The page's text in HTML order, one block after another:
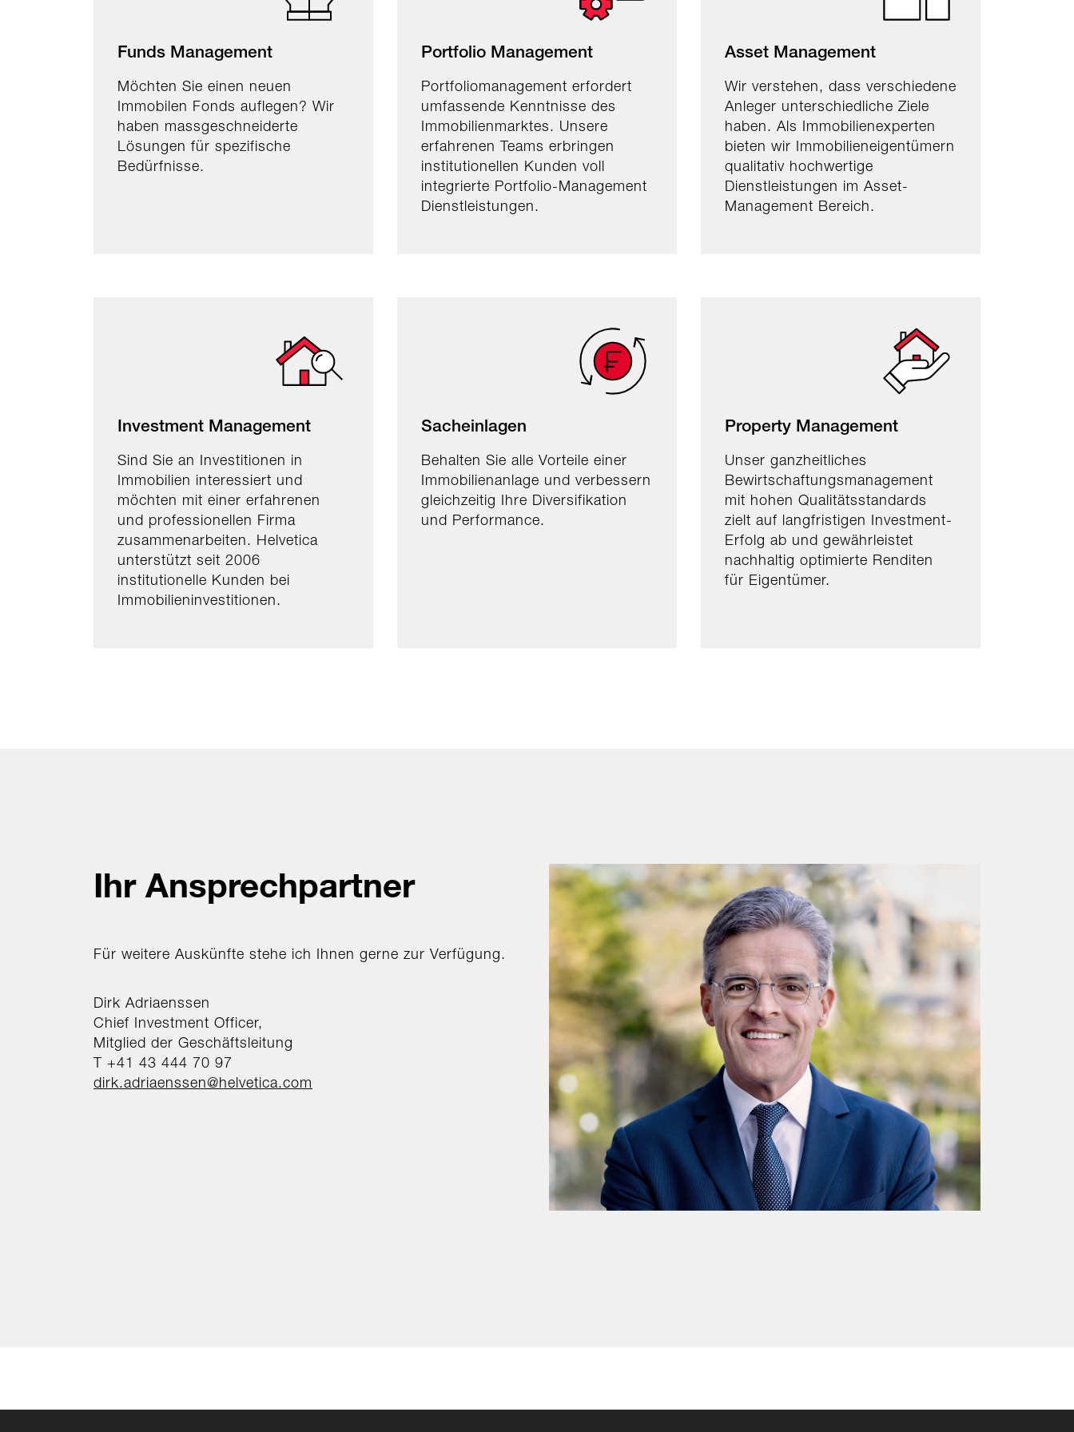
Funds Management
Möchten Sie einen neuen
Immobilen Fonds auflegen? Wir
haben massgeschneiderte
Lösungen für spezifische
Bedürfnisse.
Portfolio Management
Portfoliomanagement erfordert
umfassende Kenntnisse des
Immobilienmarktes. Unsere
erfahrenen Teams erbringen
institutionellen Kunden voll
integrierte Portfolio-Management
Dienstleistungen.
Asset Management
Wir verstehen, dass verschiedene
Anleger unterschiedliche Ziele
haben. Als Immobilienexperten
bieten wir Immobilieneigentümern
qualitativ hochwertige
Dienstleistungen im Asset-
Management Bereich.
Investment Management
Sind Sie an Investitionen in
Immobilien interessiert und
möchten mit einer erfahrenen
und professionellen Firma
zusammenarbeiten. Helvetica
unterstützt seit 2006
institutionelle Kunden bei
Immobilieninvestitionen.
Sacheinlagen
Behalten Sie alle Vorteile einer
Immobilienanlage und verbessern
gleichzeitig Ihre Diversifikation
und Performance.
Property Management
Unser ganzheitliches
Bewirtschaftungsmanagement
mit hohen Qualitätsstandards
zielt auf langfristigen Investment-
Erfolg ab und gewährleistet
nachhaltig optimierte Renditen
für Eigentümer.
Ihr Ansprechpartner
Für weitere Auskünfte stehe ich Ihnen gerne zur Verfügung.
Dirk Adriaenssen
Chief Investment Officer,
Mitglied der Geschäftsleitung
T +41 43 444 70 97
dirk.adriaenssen@helvetica.com